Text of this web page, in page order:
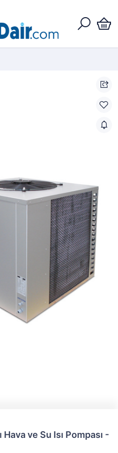
ve Su Isı Pompası -